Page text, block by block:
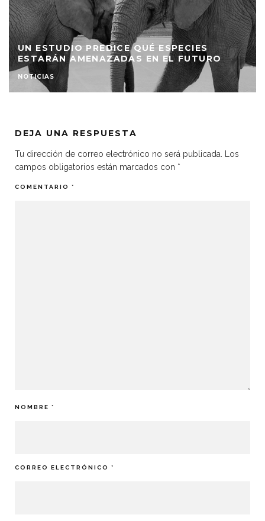
UN ESTUDIO PREDICE QUÉ ESPECIES
ESTARÁN AMENAZADAS EN EL FUTURO
NOTICIAS
DEJA UNA RESPUESTA
Tu dirección de correo electrónico no será publicada.
Los
campos obligatorios están marcados con *
COMENTARIO *
NOMBRE *
CORREO ELECTRÓNICO *